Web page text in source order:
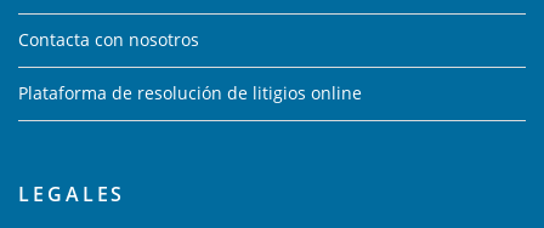
Contacta con nosotros
Plataforma de resolución de litigios online
LEGALES